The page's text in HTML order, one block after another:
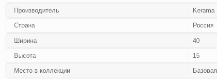
Производитель Kerama
Страна Россия
Ширина 40
Высота 15
Место в коллекции